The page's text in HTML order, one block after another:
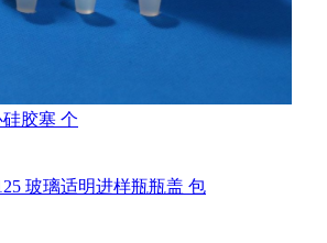
硅胶塞 个
玻璃适明进样瓶瓶盖 包